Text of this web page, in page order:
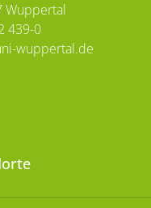
Wuppertal
439-0
wuppertal.de